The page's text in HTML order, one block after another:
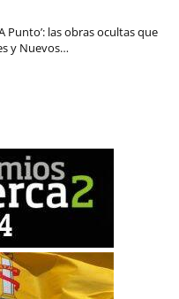
Punto’: las obras ocultas que
y Nuevos…